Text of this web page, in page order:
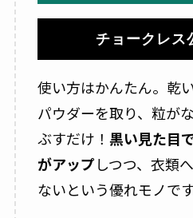
チョークレス
使い方はかんたん。乾
パウダーを取り、粒が
ぶすだけ！ 黒い見た目
がアップしつつ、衣類
ないという優れモノです